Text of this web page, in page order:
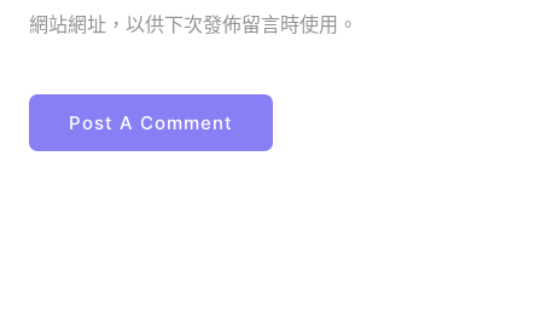
網站網址，以供下次發佈留言時使用。